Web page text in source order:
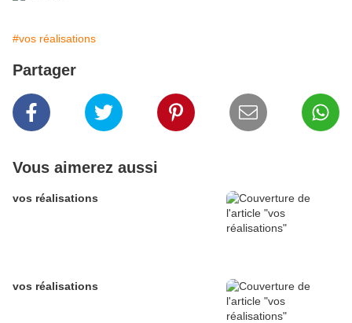
#vos réalisations
Partager
Vous aimerez aussi
vos réalisations
vos réalisations